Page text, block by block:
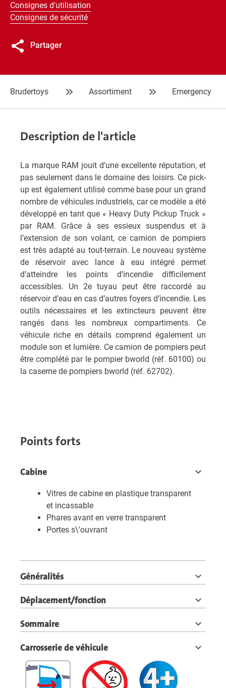
Consignes d'utilisation
Consignes de sécurité
Partager
Brudertoys Assortiment Emergency
Description de l'article
La marque RAM jouit d’une excellente réputation, et
pas seulement dans le domaine des loisirs. Ce pick-
up est également utilisé comme base pour un grand
nombre de véhicules industriels, car ce modèle a été
développé en tant que « Heavy Duty Pickup Truck »
par RAM. Grâce à ses essieux suspendus et à
l’extension de son volant, ce camion de pompiers
est très adapté au tout-terrain. Le nouveau système
de réservoir avec lance à eau intégré permet
d’atteindre les points d’incendie difficilement
accessibles. Un 2e tuyau peut être raccordé au
réservoir d’eau en cas d’autres foyers d’incendie. Les
outils nécessaires et les extincteurs peuvent être
rangés dans les nombreux compartiments. Ce
véhicule riche en détails comprend également un
module son et lumière. Ce camion de pompiers peut
être complété par le pompier bworld (réf. 60100) ou
la caserne de pompiers bworld (réf. 62702).
Points forts
Cabine
Vitres de cabine en plastique transparent
et incassable
Phares avant en verre transparent
Portes s\'ouvrant
Généralités
Déplacement/fonction
Sommaire
Carrosserie de véhicule